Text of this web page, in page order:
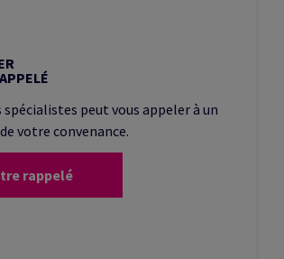
spécialistes peut vous appeler à un
votre convenance.
rappelé